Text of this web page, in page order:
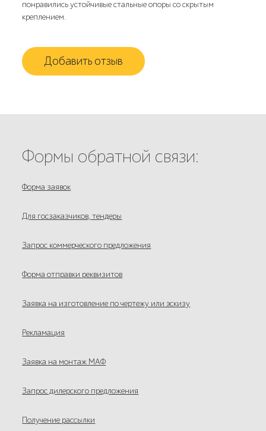
понравились устойчивые стальные опоры со скрытым
креплением.
Добавить отзыв
Формы обратной связи:
Форма заявок
Для госзаказчиков, тендеры
Запрос коммерческого предложения
Форма отправки реквизитов
Заявка на изготовление по чертежу или эскизу
Рекламация
Заявка на монтаж МАФ
Запрос дилерского предложения
Получение рассылки